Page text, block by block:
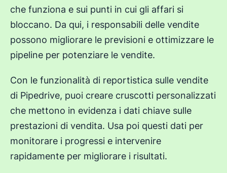
che funziona e sui punti in cui gli affari si
bloccano. Da qui, i responsabili delle vendite
possono migliorare le previsioni e ottimizzare le
pipeline per potenziare le vendite.
Con le funzionalità di reportistica sulle vendite
di Pipedrive, puoi creare cruscotti personalizzati
che mettono in evidenza i dati chiave sulle
prestazioni di vendita. Usa poi questi dati per
monitorare i progressi e intervenire
rapidamente per migliorare i risultati.